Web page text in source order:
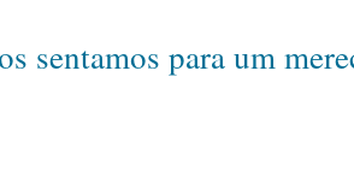
sentamos para um